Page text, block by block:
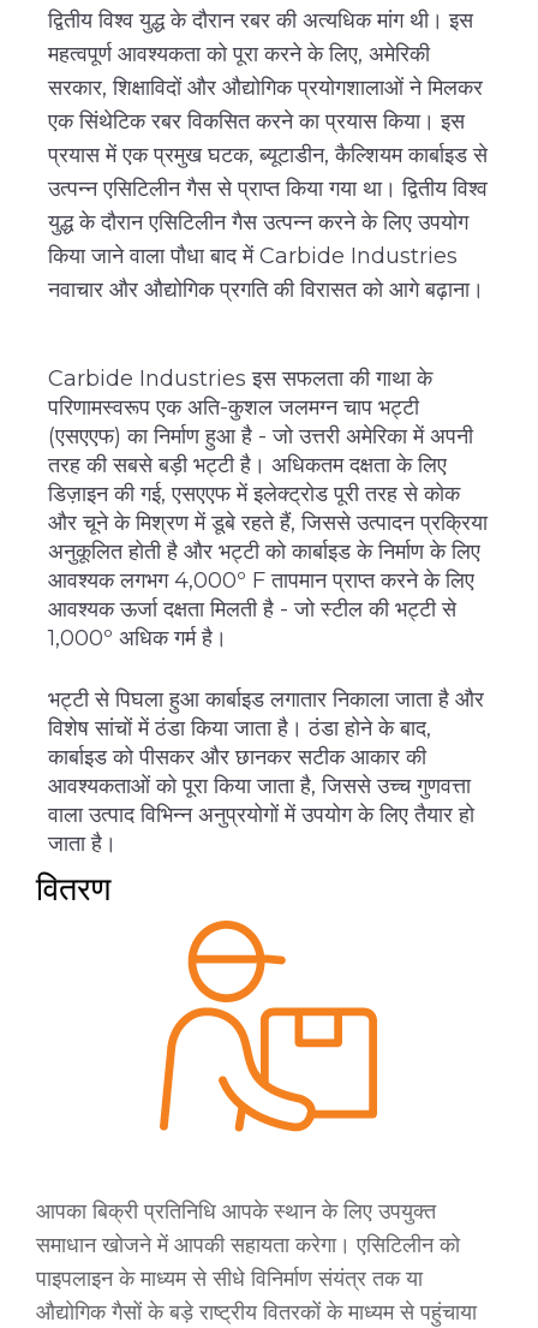
द्वितीय विश्व युद्ध के दौरान रबर की अत्यधिक मांग थी। इस
महत्वपूर्ण आवश्यकता को पूरा करने के लिए, अमेरिकी
सरकार, शिक्षाविदों और औद्योगिक प्रयोगशालाओं ने मिलकर
एक सिंथेटिक रबर विकसित करने का प्रयास किया। इस
प्रयास में एक प्रमुख घटक, ब्यूटाडीन, कैल्शियम कार्बाइड से
उत्पन्न एसिटिलीन गैस से प्राप्त किया गया था। द्वितीय विश्व
युद्ध के दौरान एसिटिलीन गैस उत्पन्न करने के लिए उपयोग
किया जाने वाला पौधा बाद में Carbide Industries
नवाचार और औद्योगिक प्रगति की विरासत को आगे बढ़ाना।
Carbide Industries इस सफलता की गाथा के
परिणामस्वरूप एक अति-कुशल जलमग्न चाप भट्टी
(एसएएफ) का निर्माण हुआ है - जो उत्तरी अमेरिका में अपनी
तरह की सबसे बड़ी भट्टी है। अधिकतम दक्षता के लिए
डिज़ाइन की गई, एसएएफ में इलेक्ट्रोड पूरी तरह से कोक
और चूने के मिश्रण में डूबे रहते हैं, जिससे उत्पादन प्रक्रिया
अनुकूलित होती है और भट्टी को कार्बाइड के निर्माण के लिए
आवश्यक लगभग 4,000º F तापमान प्राप्त करने के लिए
आवश्यक ऊर्जा दक्षता मिलती है - जो स्टील की भट्टी से
1,000º अधिक गर्म है।
भट्टी से पिघला हुआ कार्बाइड लगातार निकाला जाता है और
विशेष सांचों में ठंडा किया जाता है। ठंडा होने के बाद,
कार्बाइड को पीसकर और छानकर सटीक आकार की
आवश्यकताओं को पूरा किया जाता है, जिससे उच्च गुणवत्ता
वाला उत्पाद विभिन्न अनुप्रयोगों में उपयोग के लिए तैयार हो
जाता है।
वितरण
आपका बिक्री प्रतिनिधि आपके स्थान के लिए उपयुक्त
समाधान खोजने में आपकी सहायता करेगा। एसिटिलीन को
पाइपलाइन के माध्यम से सीधे विनिर्माण संयंत्र तक या
औद्योगिक गैसों के बड़े राष्ट्रीय वितरकों के माध्यम से पहुंचाया